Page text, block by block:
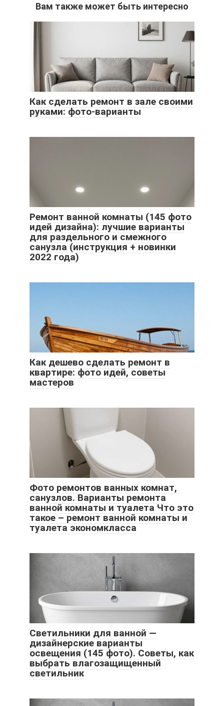
Вам также может быть интересно
Как сделать ремонт в зале своими
руками: фото-варианты
Ремонт ванной комнаты (145 фото
идей дизайна): лучшие варианты
для раздельного и смежного
санузла (инструкция + новинки
2022 года)
Как дешево сделать ремонт в
квартире: фото идей, советы
мастеров
Фото ремонтов ванных комнат,
санузлов. Варианты ремонта
ванной комнаты и туалета Что это
такое – ремонт ванной комнаты и
туалета экономкласса
Светильники для ванной —
дизайнерские варианты
освещения (145 фото). Советы, как
выбрать влагозащищенный
светильник